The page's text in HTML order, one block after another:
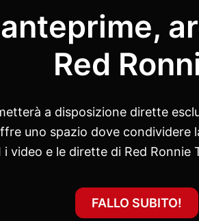
Red
a disposizione dirette
uno spazio dove condividere
video e le dirette di Red
FALLO SUBITO!